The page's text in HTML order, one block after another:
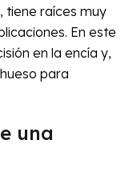
tiene raíces muy
En este
en la encía y,
para
una